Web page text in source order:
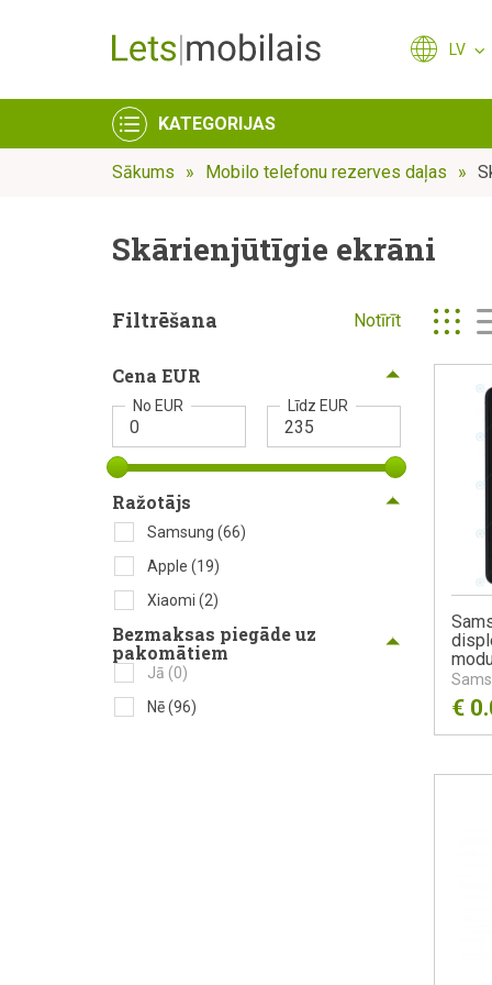
LV
KATEGORIJAS
Sākums Mobilo telefonu rezerves daļas
Skārienjūtīgie ekrāni
Filtrēšana Notīrīt
Cena EUR
No EUR Līdz EUR
Ražotājs
Samsung (66)
Apple (19)
Xiaomi (2)
Bezmaksas piegāde uz
pakomātiem
Jā (0)
Nē(96) €